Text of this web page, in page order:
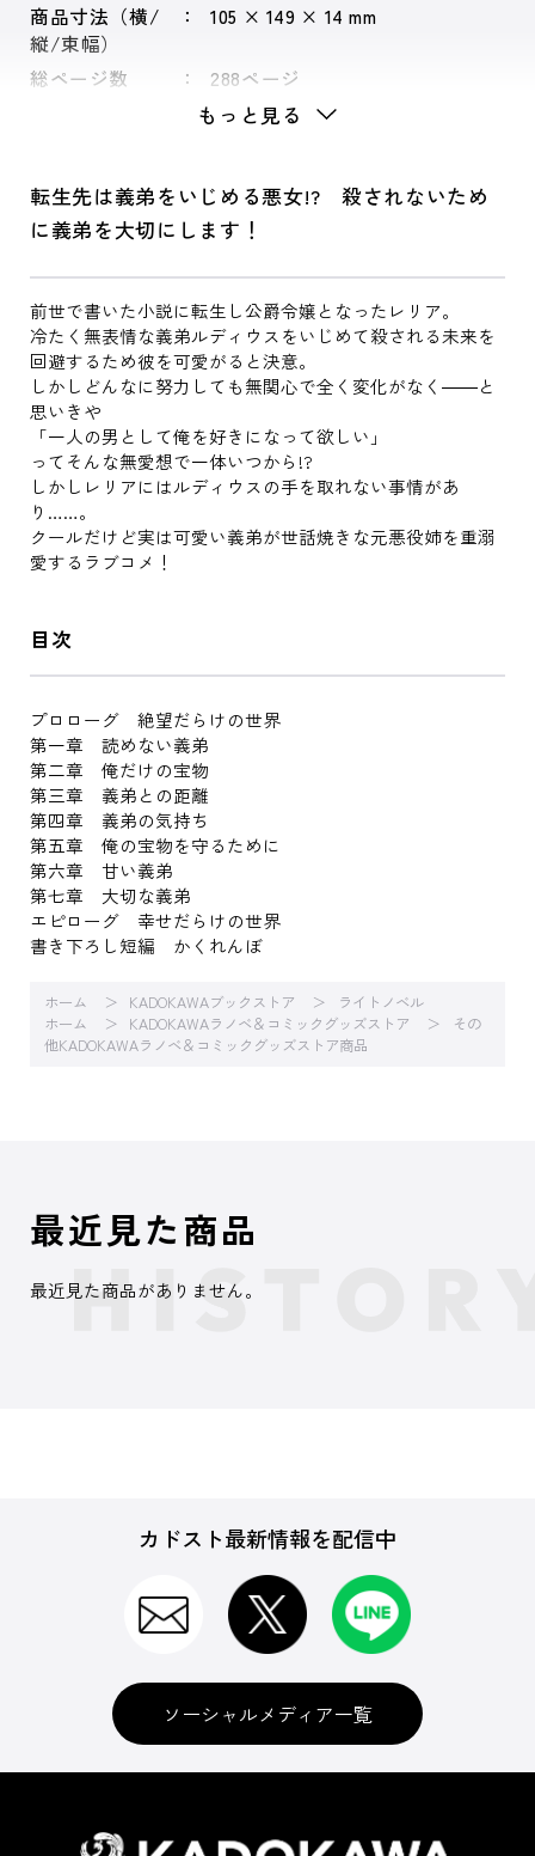
商品寸法（横/
縦/束幅）
105 × 149 × 14 mm
総ページ数 288ページ
もっと見る
転生先は義弟をいじめる悪女!? 殺されないため
に義弟を大切にします！
前世で書いた小説に転生し公爵令嬢となったレリア。
冷たく無表情な義弟ルディウスをいじめて殺される未来を
回避するため彼を可愛がると決意。
しかしどんなに努力しても無関心で全く変化がなく――と
思いきや
「一人の男として俺を好きになって欲しい」
ってそんな無愛想で一体いつから!?
しかしレリアにはルディウスの手を取れない事情があ
り……。
クールだけど実は可愛い義弟が世話焼きな元悪役姉を重溺
愛するラブコメ！
目次
プロローグ 絶望だらけの世界
第一章 読めない義弟
第二章 俺だけの宝物
第三章 義弟との距離
第四章 義弟の気持ち
第五章 俺の宝物を守るために
第六章 甘い義弟
第七章 大切な義弟
エピローグ 幸せだらけの世界
書き下ろし短編 かくれんぼ
ホーム KADOKAWAブックストア
ライトノベル
ホーム
KADOKAWAラノベ＆コミックグッズストア
その
他KADOKAWAラノベ＆コミックグッズストア商品
最近見た商品
最近見た商品がありません。
カドスト最新情報を配信中
ソーシャルメディア一覧